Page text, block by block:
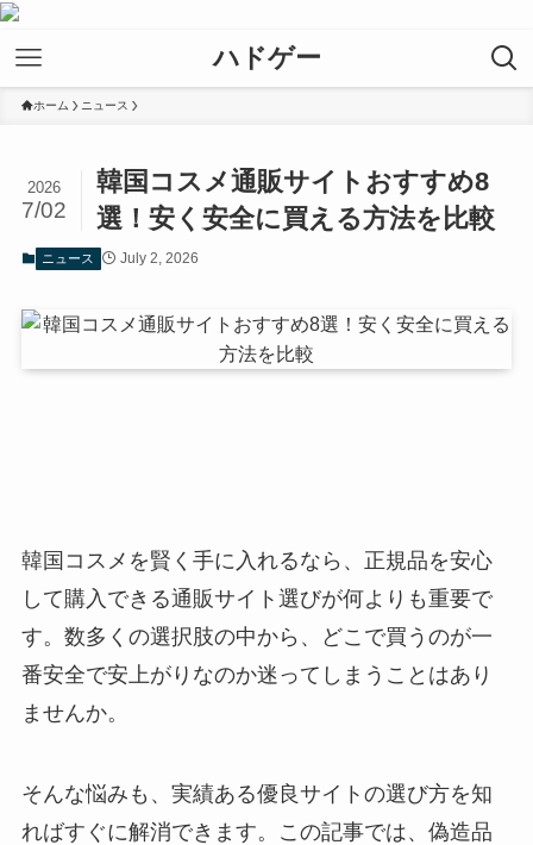
ハドゲー
ホーム ニュース
韓国コスメ通販サイトおすすめ8
選！安く安全に買える方法を比較
2026
7/02
ニュース July 2, 2026
韓国コスメを賢く手に入れるなら、正規品を安心
して購入できる通販サイト選びが何よりも重要で
す。数多くの選択肢の中から、どこで買うのが一
番安全で安上がりなのか迷ってしまうことはあり
ませんか。
そんな悩みも、実績ある優良サイトの選び方を知
ればすぐに解消できます。この記事では、偽造品